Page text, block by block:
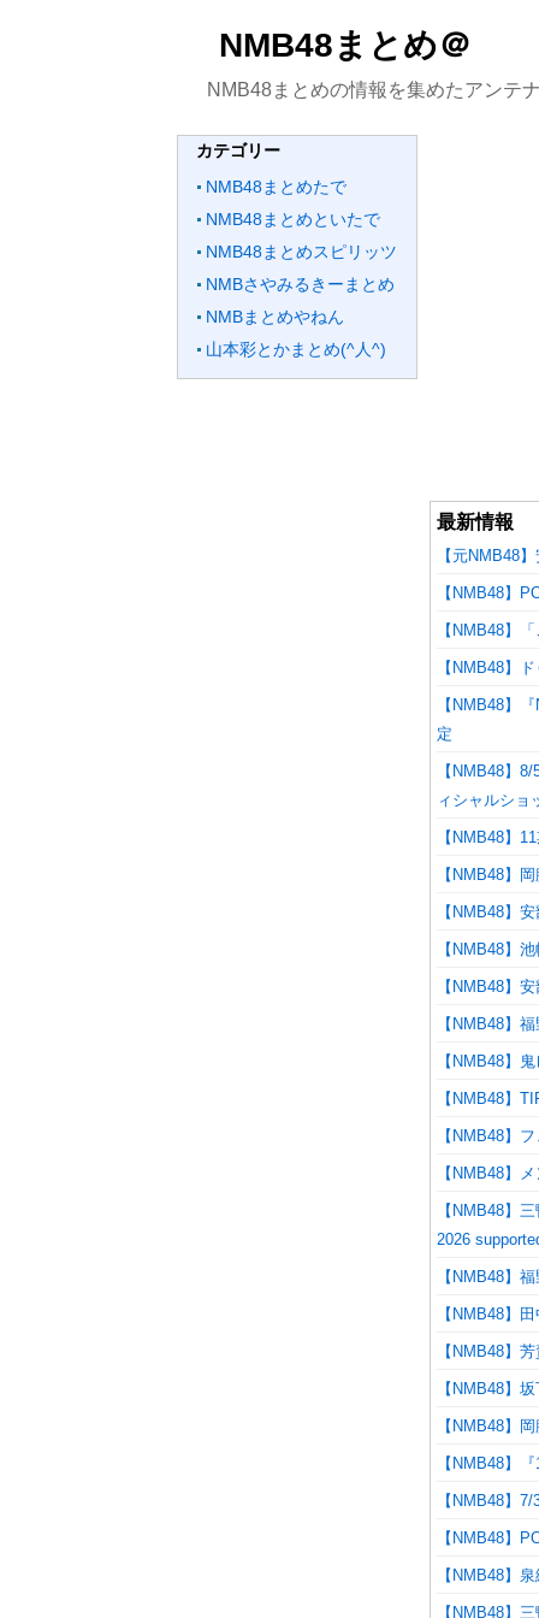
NMB48まとめ＠
NMB48まとめの情報を集めたアンテ
カテゴリー
NMB48まとめたで
NMB48まとめといたで
NMB48まとめスピリッツ
NMBさやみるきーまとめ
NMBまとめやねん
山本彩とかまとめ(^人^)
最新情報
【元NMB48
【NMB48】
【NMB48】
【NMB48】
【NMB48】
定
【NMB48】
ィシャルショ
【NMB48】
【NMB48】
【NMB48】
【NMB48】
【NMB48】
【NMB48】
【NMB48】
【NMB48】
【NMB48】
【NMB48】
【NMB48】
2026
【NMB48】
【NMB48】
【NMB48】
【NMB48】
【NMB48】
【NMB48】
【NMB48】
【NMB48】
【NMB48】
【NMB48】